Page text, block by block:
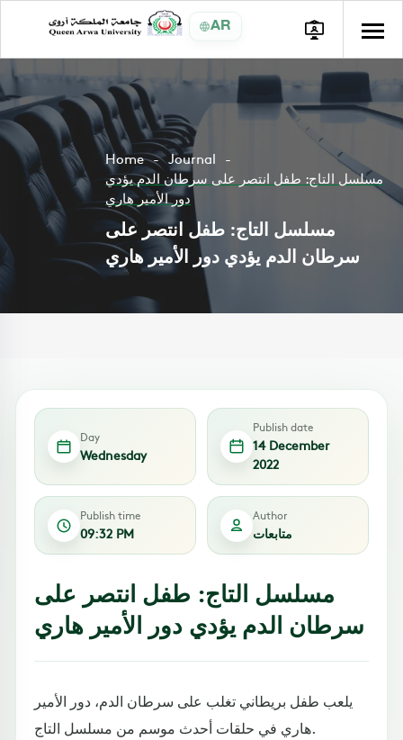
AR
Home
Journal
مسلسل التاج: طفل انتصر على سرطان الدم يؤدي
دور الأمير هاري
مسلسل التاج: طفل انتصر على
سرطان الدم يؤدي دور الأمير هاري
Day
Wednesday
Publish date
14 December
2022
Publish time
09:32 PM
Author
متابعات
مسلسل التاج: طفل انتصر على
سرطان الدم يؤدي دور الأمير هاري
يلعب طفل بريطاني تغلب على سرطان الدم، دور الأمير
هاري في حلقات أحدث موسم من مسلسل التاج.